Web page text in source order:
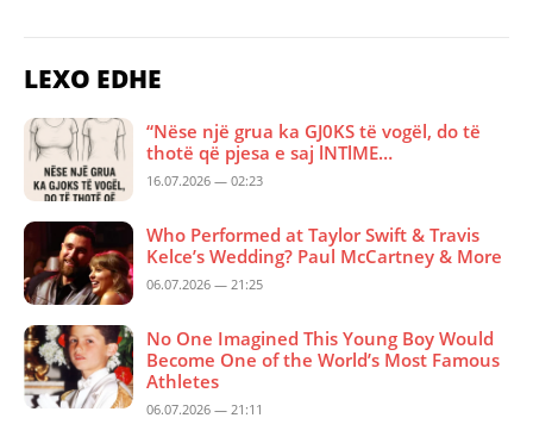
LEXO EDHE
“Nëse një grua ka GJ0KS të vogël, do të
thotë që pjesa e saj lNTlME…
16.07.2026 — 02:23
Who Performed at Taylor Swift & Travis
Kelce’s Wedding? Paul McCartney & More
06.07.2026 — 21:25
No One Imagined This Young Boy Would
Become One of the World’s Most Famous
Athletes
06.07.2026 — 21:11